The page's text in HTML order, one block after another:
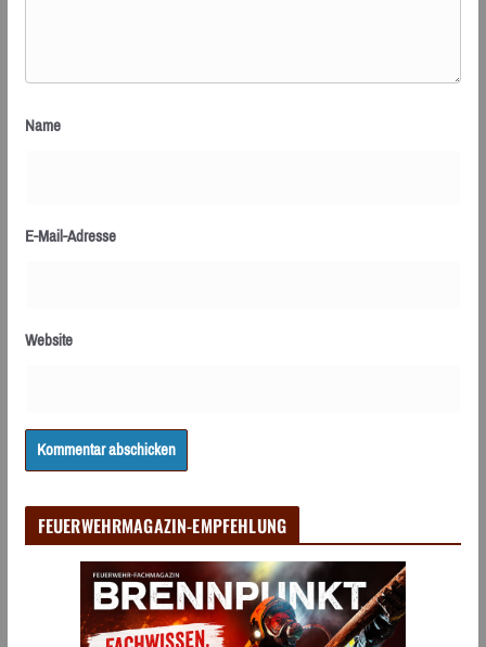
Name
E-Mail-Adresse
Website
FEUERWEHRMAGAZIN-EMPFEHLUNG